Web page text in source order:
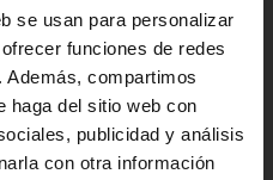
se usan para personalizar
funciones de redes
compartimos
haga del sitio web con
publicidad y análisis
con otra información